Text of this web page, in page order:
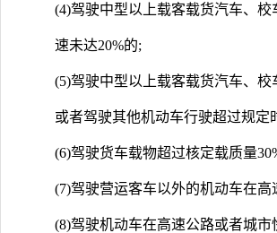
(4)驾驶中型以上载客载货汽车、
速未达20%的;
(5)驾驶中型以上载客载货汽车、
或者驾驶其他机动车行驶超过规定
(6)驾驶货车载物超过核定载质量
(7)驾驶营运客车以外的机动车在
(8)驾驶机动车在高速公路或者城